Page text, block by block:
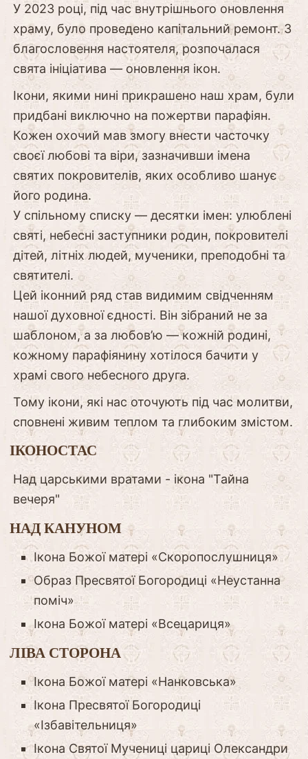
У 2023 році, під час внутрішнього оновлення
храму, було проведено капітальний ремонт. З
благословення настоятеля, розпочалася
свята ініціатива — оновлення ікон.
Ікони, якими нині прикрашено наш храм, були
придбані виключно на пожертви парафіян.
Кожен охочий мав змогу внести часточку
своєї любові та віри, зазначивши імена
святих покровителів, яких особливо шанує
його родина.
У спільному списку — десятки імен: улюблені
святі, небесні заступники родин, покровителі
дітей, літніх людей, мученики, преподобні та
святителі.
Цей іконний ряд став видимим свідченням
нашої духовної єдності. Він зібраний не за
шаблоном, а за любов’ю — кожній родині,
кожному парафіянину хотілося бачити у
храмі свого небесного друга.
Тому ікони, які нас оточують під час молитви,
сповнені живим теплом та глибоким змістом.
ІКОНОСТАС
Над царськими вратами - ікона "Тайна
вечеря"
НАД КАНУНОМ
Ікона Божої матері «Скоропослушниця»
Образ Пресвятої Богородиці «Неустанна
поміч»
Ікона Божої матері «Всецариця»
ЛІВА СТОРОНА
Ікона Божої матері «Нанковська»
Ікона Пресвятої Богородиці
«Ізбавітельниця»
Ікона Святої Мучениці цариці Олександри